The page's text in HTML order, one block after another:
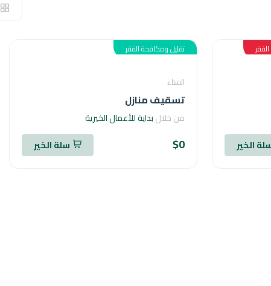
الخير
تقليل ومكافحة الفقر
الشتاء
تسقيف منازل
من خلالبداية للأعمال الخيرية
$0 سلة الخير